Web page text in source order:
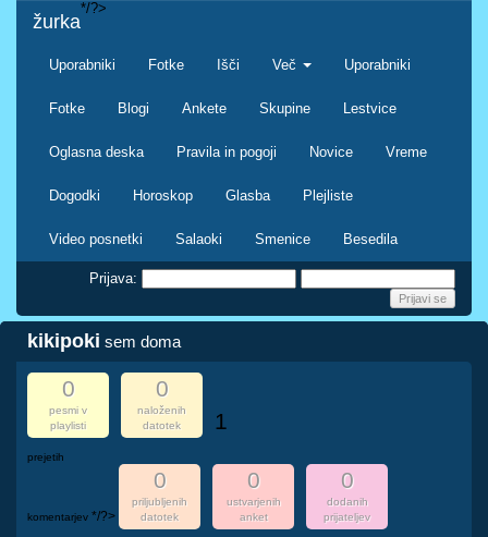
žurka
Uporabniki Fotke Išči Več Uporabniki
Fotke Blogi Ankete Skupine Lestvice
Oglasna deska Pravila in pogoji Novice Vreme
Dogodki Horoskop Glasba Plejliste
Video posnetki Salaoki Smenice Besedila
*/?>
Prijava:
kikipoki sem doma
0
pesmi v
playlisti
0
naloženih
datotek
1
prejetih
komentarjev */?>
0
priljubljenih
datotek
0
ustvarjenih
anket
0
dodanih
prijateljev